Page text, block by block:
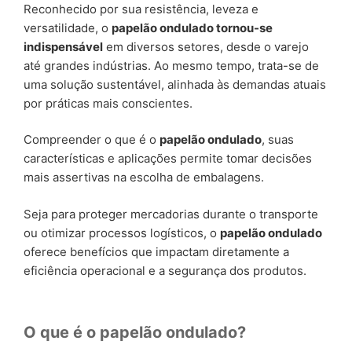
Reconhecido por sua resistência, leveza e
versatilidade, o papelão ondulado tornou-se
indispensável em diversos setores, desde o varejo
até grandes indústrias. Ao mesmo tempo, trata-se de
uma solução sustentável, alinhada às demandas atuais
por práticas mais conscientes.
Compreender o que é o papelão ondulado, suas
características e aplicações permite tomar decisões
mais assertivas na escolha de embalagens.
Seja para proteger mercadorias durante o transporte
ou otimizar processos logísticos, o papelão ondulado
oferece benefícios que impactam diretamente a
eficiência operacional e a segurança dos produtos.
O que é o papelão ondulado?